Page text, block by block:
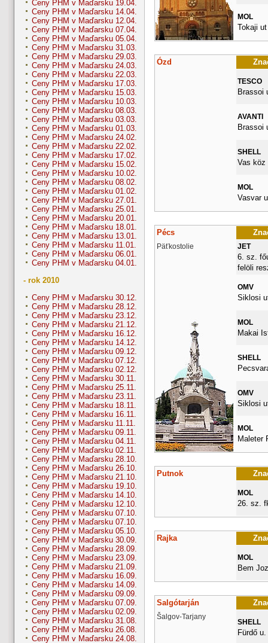
Ceny PHM v Maďarsku 19.04.
Ceny PHM v Maďarsku 14.04.
Ceny PHM v Maďarsku 12.04.
Ceny PHM v Maďarsku 07.04.
Ceny PHM v Maďarsku 05.04.
Ceny PHM v Maďarsku 31.03.
Ceny PHM v Maďarsku 29.03.
Ceny PHM v Maďarsku 24.03.
Ceny PHM v Maďarsku 22.03.
Ceny PHM v Maďarsku 17.03.
Ceny PHM v Maďarsku 15.03.
Ceny PHM v Maďarsku 10.03.
Ceny PHM v Maďarsku 08.03.
Ceny PHM v Maďarsku 03.03.
Ceny PHM v Maďarsku 01.03.
Ceny PHM v Maďarsku 24.02.
Ceny PHM v Maďarsku 22.02.
Ceny PHM v Maďarsku 17.02.
Ceny PHM v Maďarsku 15.02.
Ceny PHM v Maďarsku 10.02.
Ceny PHM v Maďarsku 08.02.
Ceny PHM v Maďarsku 01.02.
Ceny PHM v Maďarsku 27.01.
Ceny PHM v Maďarsku 25.01.
Ceny PHM v Maďarsku 20.01.
Ceny PHM v Maďarsku 18.01.
Ceny PHM v Maďarsku 13.01.
Ceny PHM v Maďarsku 11.01.
Ceny PHM v Maďarsku 06.01.
Ceny PHM v Maďarsku 04.01.
- rok 2010
Ceny PHM v Maďarsku 30.12.
Ceny PHM v Maďarsku 28.12.
Ceny PHM v Maďarsku 23.12.
Ceny PHM v Maďarsku 21.12.
Ceny PHM v Maďarsku 16.12.
Ceny PHM v Maďarsku 14.12.
Ceny PHM v Maďarsku 09.12.
Ceny PHM v Maďarsku 07.12.
Ceny PHM v Maďarsku 02.12.
Ceny PHM v Maďarsku 30.11.
Ceny PHM v Maďarsku 25.11.
Ceny PHM v Maďarsku 23.11.
Ceny PHM v Maďarsku 18.11.
Ceny PHM v Maďarsku 16.11.
Ceny PHM v Maďarsku 11.11.
Ceny PHM v Maďarsku 09.11.
Ceny PHM v Maďarsku 04.11.
Ceny PHM v Maďarsku 02.11.
Ceny PHM v Maďarsku 28.10.
Ceny PHM v Maďarsku 26.10.
Ceny PHM v Maďarsku 21.10.
Ceny PHM v Maďarsku 19.10.
Ceny PHM v Maďarsku 14.10.
Ceny PHM v Maďarsku 12.10.
Ceny PHM v Maďarsku 07.10.
Ceny PHM v Maďarsku 07.10.
Ceny PHM v Maďarsku 05.10.
Ceny PHM v Maďarsku 30.09.
Ceny PHM v Maďarsku 28.09.
Ceny PHM v Maďarsku 23.09.
Ceny PHM v Maďarsku 21.09.
Ceny PHM v Maďarsku 16.09.
Ceny PHM v Maďarsku 14.09.
Ceny PHM v Maďarsku 09.09.
Ceny PHM v Maďarsku 07.09.
Ceny PHM v Maďarsku 02.09.
Ceny PHM v Maďarsku 31.08.
Ceny PHM v Maďarsku 26.08.
Ceny PHM v Maďarsku 24.08.
MOL
Tokaji
Ózd
TESCO
Brassoi
AVANTI
Brassoi
SHELL
Vas köz
MOL
Vasvar
Pécs
Päťkostolie JET
6. sz.
felöli
OMV
Siklosi
MOL
Makai
SHELL
OMV
Siklosi
MOL
Maleter
Putnok
MOL
26. sz.
Rajka
MOL
Bem
Salgótarján
Šalgov-Tarjany
SHELL
Fürdő u.